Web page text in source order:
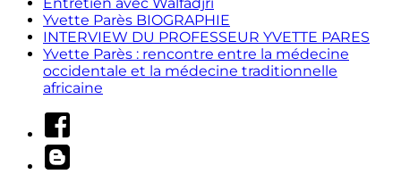
Yvette Parès BIOGRAPHIE
INTERVIEW DU PROFESSEUR YVETTE PARES
Yvette Parès : rencontre entre la médecine
occidentale et la médecine traditionnelle
africaine